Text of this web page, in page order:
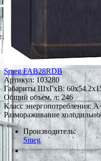
Smeg FAB28RDB
Артикул:103280
Габариты ШxГxВ:
Общий объем, л: 246
Класс энергопотребления:
Размораживание
Производитель:
Smeg
*Наличие уточняйте у